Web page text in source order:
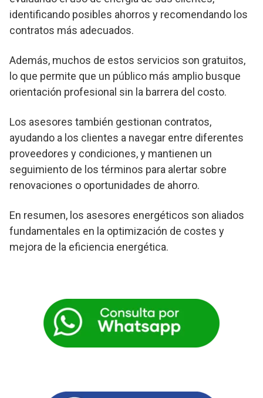
identificando posibles ahorros y recomendando los
contratos más adecuados.
Además, muchos de estos servicios son gratuitos,
lo que permite que un público más amplio busque
orientación profesional sin la barrera del costo.
Los asesores también gestionan contratos,
ayudando a los clientes a navegar entre diferentes
proveedores y condiciones, y mantienen un
seguimiento de los términos para alertar sobre
renovaciones o oportunidades de ahorro.
En resumen, los asesores energéticos son aliados
fundamentales en la optimización de costes y
mejora de la eficiencia energética.